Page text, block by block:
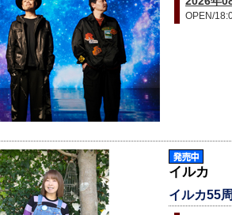
OPEN/
イルカ
イルカ55